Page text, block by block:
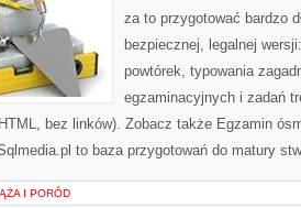
za to przygotować bardzo
bezpiecznej, legalnej
powtórek, typowania
egzaminacyjnych i zadań
bez linków). Zobacz także Egzamin
to baza przygotowań do matury
I PORÓD